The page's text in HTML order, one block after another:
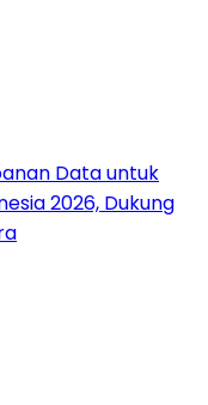
Data untuk
2026, Dukung